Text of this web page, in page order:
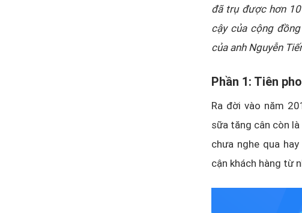
đã trụ được hơn
cậy của cộng
của anh Nguyễn
Phần 1: Tiên
Ra đời vào năm
sữa tăng cân còn
chưa nghe qua
cận khách hàng từ